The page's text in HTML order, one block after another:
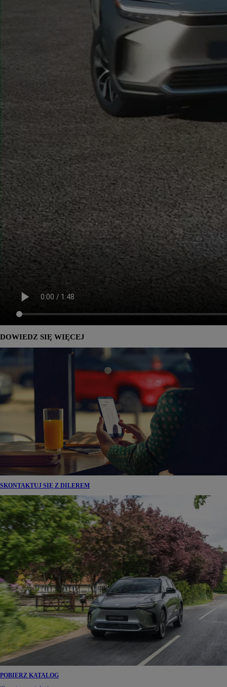
DOWIEDZ SIĘ WIĘCEJ
SKONTAKTUJ SIĘ Z DILEREM
POBIERZ KATALOG